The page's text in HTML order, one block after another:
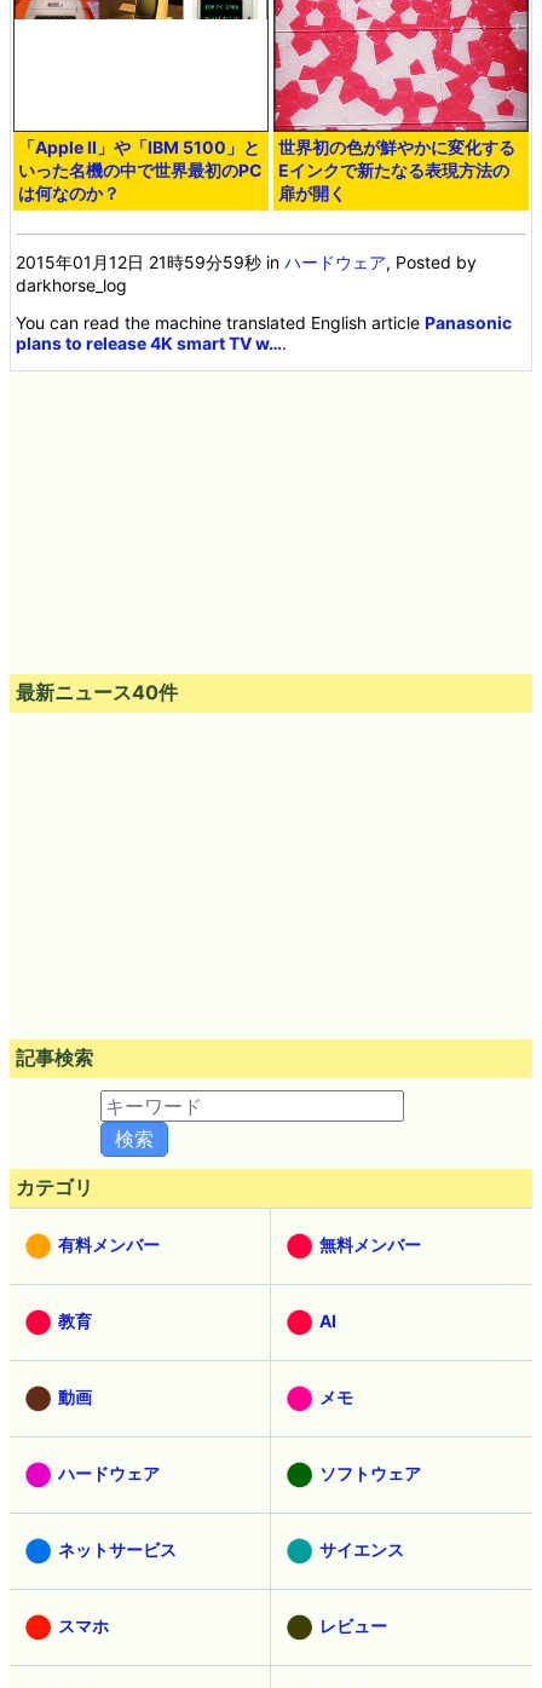
「Apple II」や「IBM 5100」と
いった名機の中で世界最初のPC
は何なのか？
世界初の色が鮮やかに変化する
Eインクで新たなる表現方法の
扉が開く
2015年01月12日 21時59分59秒 inハードウェア, Posted by
darkhorse_log
You can read the machine translated English articlePanasonic
plans to release 4K smart TV w….
最新ニュース40件
記事検索
カテゴリ
有料メンバー 無料メンバー
教育 AI
動画 メモ
ハードウェア ソフトウェア
ネットサービス サイエンス
スマホ レビュー